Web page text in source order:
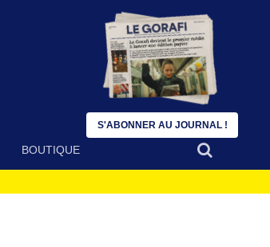
BOUTIQUE
S'ABONNER AU JOURNAL !